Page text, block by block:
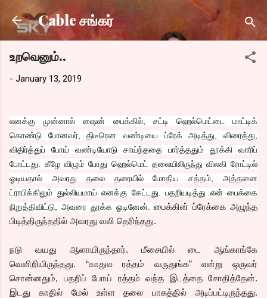
Skip to main content
Cable சங்கர்
உறவெனும்..
- January 13, 2019
எனக்கு முன்னால் ஷைன் பைக்கில், சட்டி ஹெல்மெட்டை
மாட்டிக்
கொண்டு
போனவர்,திடீரென வண்டியை ப்ரேக் அடித்து ,விரைத்து
விதிர்த்துப்
போய் வண்டியோடு சாய்ந்ததை பார்த்ததும் தூக்கி
வாரிப்
போட்டது
கீழே விழும் போது ஹெல்மெட் தலையிலிருந்து விலகி ரோட்டில்
ஓடியதால்
அவரது தலை தரையில் மோதிய சத்தம் ,அத்தனை
ட்ராபிக்கிலும் துல்லியமாய் எனக்கு கேட்டது
பதறியடித்து என் பைக்கை
நிறுத்திவிட்டு, அவரை தூக்க ஓடினேன்.பைக்கின் ப்ரேக்கை அழுந்த
பிடித்திருந்ததில் அவரது வலி தெரிந்தது.
நடு வயது ஆளாயிருந்தார். மீசையில் டை ஆங்காங்கே
வெளிறியிருந்தது. “காதுல ரத்தம் வருதுங்க” என்று ஒருவர்
சொன்னதும், பதறிப் போய் ரத்தம் வந்த இடத்தை சோதித்தேன்.
இடது காதில் மேல் உள்ள தலை பாகத்தில் அடிப்பட்டிருந்தது.